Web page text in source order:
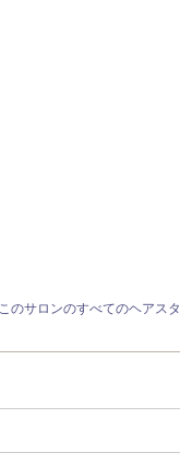
このサロンのすべてのヘアス